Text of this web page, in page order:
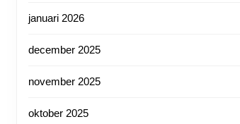
januari 2026
december 2025
november 2025
oktober 2025